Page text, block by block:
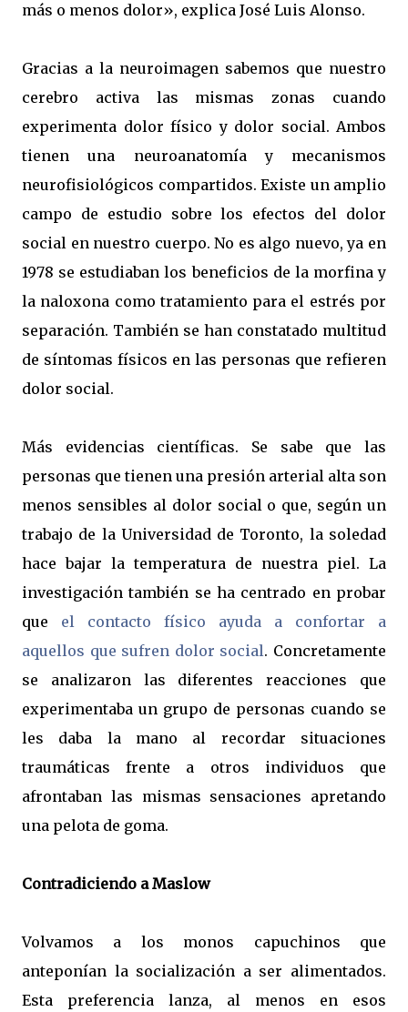
más o menos dolor», explica José Luis Alonso.
Gracias a la neuroimagen sabemos que nuestro
cerebro activa las mismas zonas cuando
experimenta dolor físico y dolor social. Ambos
tienen una neuroanatomía y mecanismos
neurofisiológicos compartidos. Existe un amplio
campo de estudio sobre los efectos del dolor
social en nuestro cuerpo. No es algo nuevo, ya en
1978 se estudiaban los beneficios de la morfina y
la naloxona como tratamiento para el estrés por
separación. También se han constatado multitud
de síntomas físicos en las personas que refieren
dolor social.
Más evidencias científicas. Se sabe que las
personas que tienen una presión arterial alta son
menos sensibles al dolor social o que, según un
trabajo de la Universidad de Toronto, la soledad
hace bajar la temperatura de nuestra piel. La
investigación también se ha centrado en probar
que el contacto físico ayuda a confortar a
aquellos que sufren dolor social. Concretamente
se analizaron las diferentes reacciones que
experimentaba un grupo de personas cuando se
les daba la mano al recordar situaciones
traumáticas frente a otros individuos que
afrontaban las mismas sensaciones apretando
una pelota de goma.
Contradiciendo a Maslow
Volvamos a los monos capuchinos que
anteponían la socialización a ser alimentados.
Esta preferencia lanza, al menos en esos